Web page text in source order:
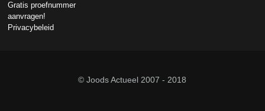
Gratis proefnummer
aanvragen!
Privacybeleid
© Joods Actueel 2007 - 2018